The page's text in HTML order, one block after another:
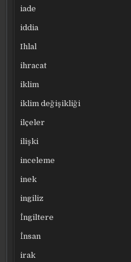
iade
iddia
Ihlal
ihracat
iklim
iklim değişikliği
ilçeler
ilişki
inceleme
inek
ingiliz
İngiltere
İnsan
irak